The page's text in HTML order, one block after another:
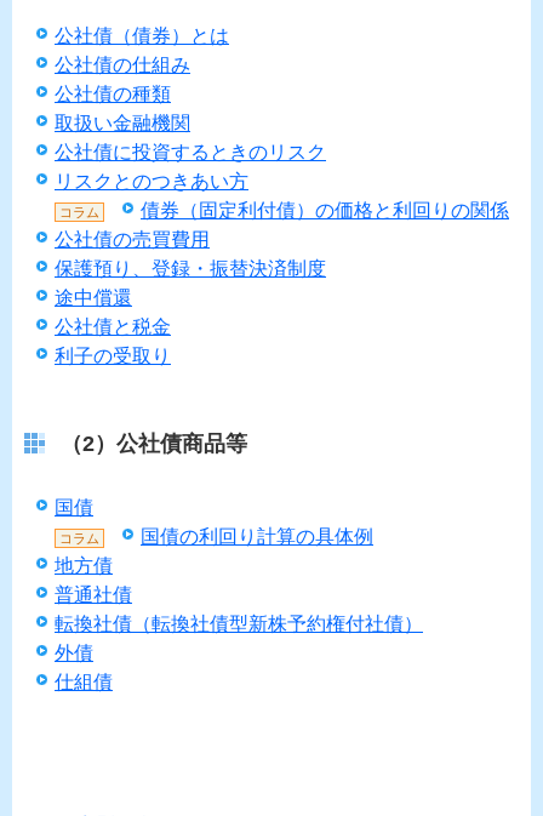
公社債（債券）とは
公社債の仕組み
公社債の種類
取扱い金融機関
公社債に投資するときのリスク
リスクとのつきあい方
コラム
債券（固定利付債）の価格と利回りの関係
公社債の売買費用
保護預り、登録・振替決済制度
途中償還
公社債と税金
利子の受取り
（2）公社債商品等
国債
コラム
国債の利回り計算の具体例
地方債
普通社債
転換社債（転換社債型新株予約権付社債）
外債
仕組債